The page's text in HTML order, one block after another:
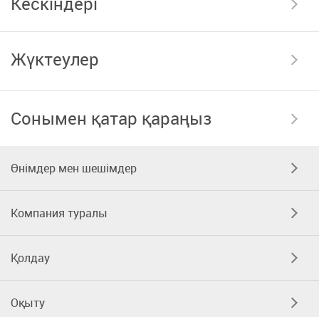
Жүктеулер
Сонымен қатар қараңыз
Өнімдер мен шешімдер
Компания туралы
Қолдау
Оқыту